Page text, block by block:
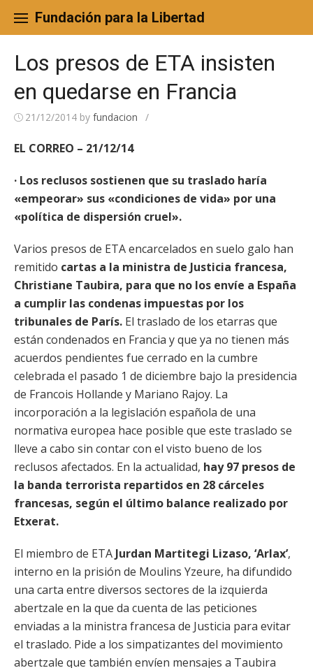
content
Fundación para la Libertad
Los presos de ETA insisten
en quedarse en Francia
21/12/2014 by fundacion /
EL CORREO – 21/12/14
· Los reclusos sostienen que su traslado haría
«empeorar» sus «condiciones de vida» por una
«política de dispersión cruel».
Varios presos de ETA encarcelados en suelo galo han
remitido cartas a la ministra de Justicia francesa,
Christiane Taubira, para que no los envíe a España
a cumplir las condenas impuestas por los
tribunales de París. El traslado de los etarras que
están condenados en Francia y que ya no tienen más
acuerdos pendientes fue cerrado en la cumbre
celebrada el pasado 1 de diciembre bajo la presidencia
de Francois Hollande y Mariano Rajoy. La
incorporación a la legislación española de una
normativa europea hace posible que este traslado se
lleve a cabo sin contar con el visto bueno de los
reclusos afectados. En la actualidad, hay 97 presos de
la banda terrorista repartidos en 28 cárceles
francesas, según el último balance realizado por
Etxerat.
El miembro de ETA Jurdan Martitegi Lizaso, ‘Arlax’,
interno en la prisión de Moulins Yzeure, ha difundido
una carta entre diversos sectores de la izquierda
abertzale en la que da cuenta de las peticiones
enviadas a la ministra francesa de Justicia para evitar
el traslado. Pide a los simpatizantes del movimiento
abertzale que también envíen mensajes a Taubira